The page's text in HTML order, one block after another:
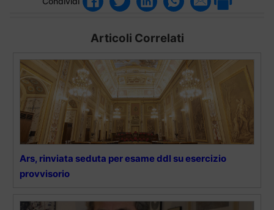
Articoli Correlati
Ars, rinviata seduta per esame ddl su esercizio
provvisorio